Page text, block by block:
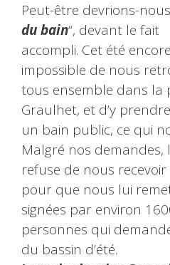
Peut-être devrions-
du bain“, devant le fait
accompli. Cet été
impossible de nous
tous ensemble dans la
Graulhet, et d’y prendre
un bain public, ce qui
Malgré nos
refuse de nous recevoir
pour que nous lui
signées par environ
personnes qui
du bassin d’été.